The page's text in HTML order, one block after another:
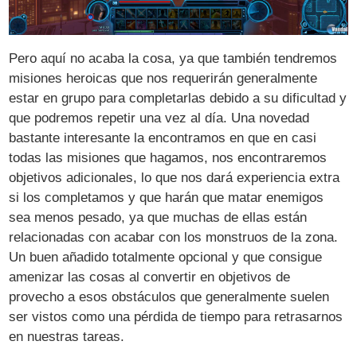
Pero aquí no acaba la cosa, ya que también tendremos
misiones heroicas que nos requerirán generalmente
estar en grupo para completarlas debido a su dificultad y
que podremos repetir una vez al día. Una novedad
bastante interesante la encontramos en que en casi
todas las misiones que hagamos, nos encontraremos
objetivos adicionales, lo que nos dará experiencia extra
si los completamos y que harán que matar enemigos
sea menos pesado, ya que muchas de ellas están
relacionadas con acabar con los monstruos de la zona.
Un buen añadido totalmente opcional y que consigue
amenizar las cosas al convertir en objetivos de
provecho a esos obstáculos que generalmente suelen
ser vistos como una pérdida de tiempo para retrasarnos
en nuestras tareas.